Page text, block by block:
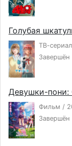
Голубая
ТВ-
Завершён
Фильм /
Завершён